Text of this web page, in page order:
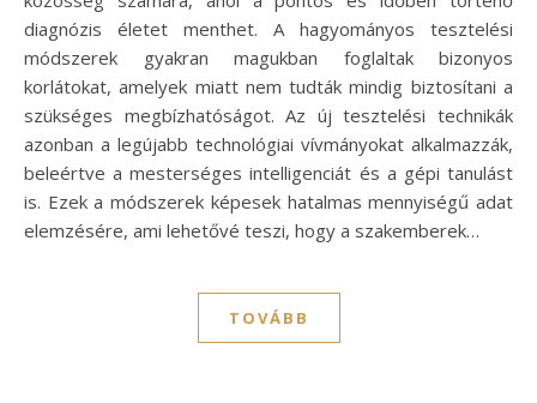
diagnózis életet menthet. A hagyományos tesztelési
módszerek gyakran magukban foglaltak bizonyos
korlátokat, amelyek miatt nem tudták mindig biztosítani a
szükséges megbízhatóságot. Az új tesztelési technikák
azonban a legújabb technológiai vívmányokat alkalmazzák,
beleértve a mesterséges intelligenciát és a gépi tanulást
is. Ezek a módszerek képesek hatalmas mennyiségű adat
elemzésére, ami lehetővé teszi, hogy a szakemberek…
TOVÁBB